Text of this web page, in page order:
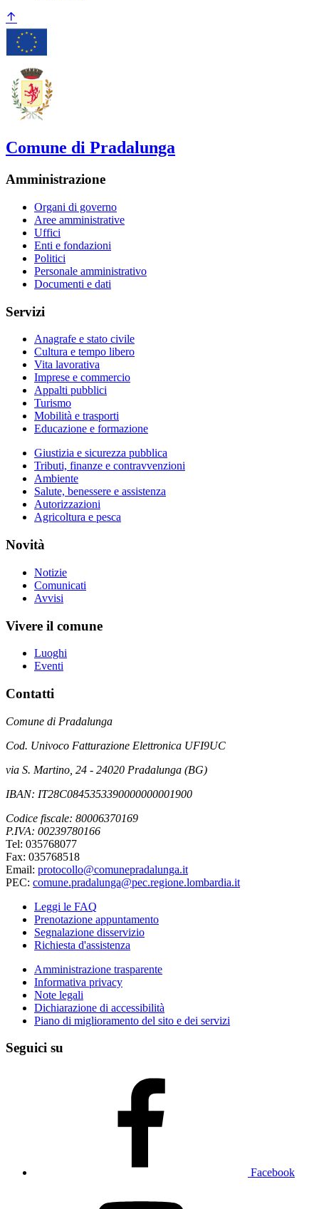
Comune di Pradalunga
Amministrazione
Organi di governo
Aree amministrative
Uffici
Enti e fondazioni
Politici
Personale amministrativo
Documenti e dati
Servizi
Anagrafe e stato civile
Cultura e tempo libero
Vita lavorativa
Imprese e commercio
Appalti pubblici
Turismo
Mobilità e trasporti
Educazione e formazione
Giustizia e sicurezza pubblica
Tributi, finanze e contravvenzioni
Ambiente
Salute, benessere e assistenza
Autorizzazioni
Agricoltura e pesca
Novità
Notizie
Comunicati
Avvisi
Vivere il comune
Luoghi
Eventi
Contatti
Comune di Pradalunga
Cod. Univoco Fatturazione Elettronica UFI9UC
via S. Martino, 24 - 24020 Pradalunga (BG)
IBAN: IT28C0845353390000000001900
Codice fiscale: 80006370169
P.IVA: 00239780166
Tel: 035768077
Fax: 035768518
Email: protocollo@comunepradalunga.it
PEC: comune.pradalunga@pec.regione.lombardia.it
Leggi le FAQ
Prenotazione appuntamento
Segnalazione disservizio
Richiesta d'assistenza
Amministrazione trasparente
Informativa privacy
Note legali
Dichiarazione di accessibilità
Piano di miglioramento del sito e dei servizi
Seguici su
Facebook